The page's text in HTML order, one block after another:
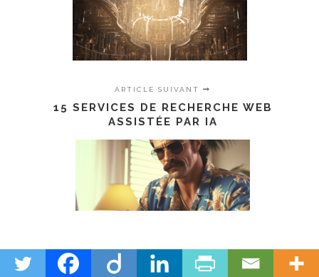
ARTICLE SUIVANT
15 SERVICES DE RECHERCHE WEB
ASSISTÉE PAR IA